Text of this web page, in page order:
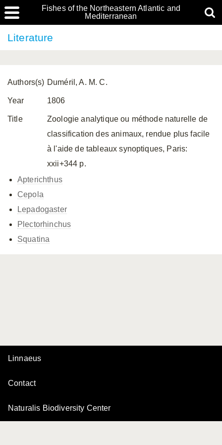
Fishes of the Northeastern Atlantic and
Mediterranean
Literature
Authors(s) Duméril, A. M. C.
Year 1806
Title
Zoologie analytique ou méthode naturelle de
classification des animaux, rendue plus facile
à l'aide de tableaux synoptiques, Paris:
xxii+344 p.
Apterichthus
Cepola
Lepadogaster
Plectorhinchus
Squatina
Linnaeus
Contact
Naturalis Biodiversity Center